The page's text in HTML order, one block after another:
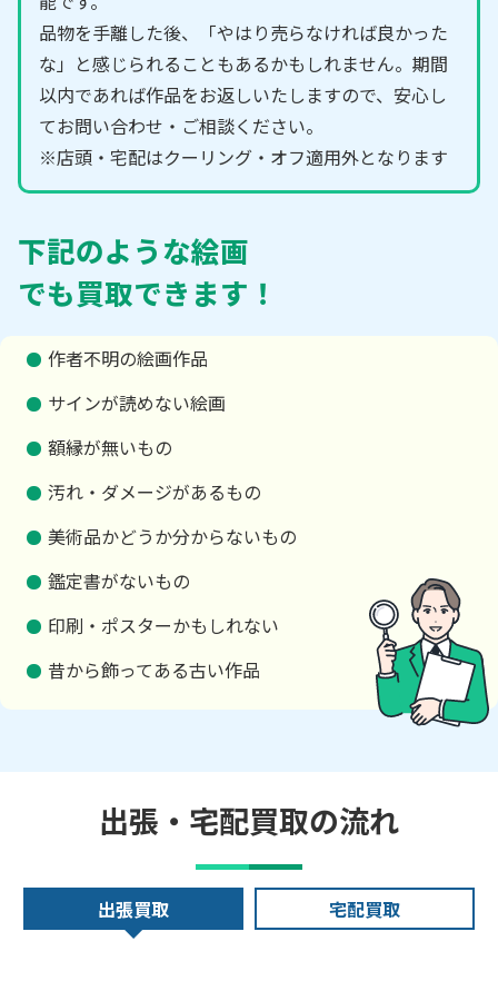
品物を手離した後、「やはり売らなければ良かった
な」と感じられることもあるかもしれません。期間
以内であれば作品をお返しいたしますので、安心し
てお問い合わせ・ご相談ください。
※店頭・宅配はクーリング・オフ適用外となります
下記のような絵画
でも買取できます！
作者不明の絵画作品
サインが読めない絵画
額縁が無いもの
汚れ・ダメージがあるもの
美術品かどうか分からないもの
鑑定書がないもの
印刷・ポスターかもしれない
昔から飾ってある古い作品
出張・宅配買取の流れ
出張買取 宅配買取